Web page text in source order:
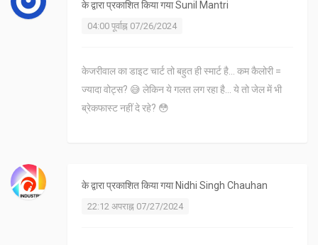
के द्वारा प्रकाशित किया गयाSunil Mantri
04:00 पूर्वाह्न 07/26/2024
केजरीवाल का डाइट चार्ट तो बहुत ही स्मार्ट है... कम कैलोरी =
ज्यादा वोट्स? 😅 लेकिन ये गलत लग रहा है... ये तो जेल में भी
ब्रेकफास्ट नहीं दे रहे? 😳
के द्वारा प्रकाशित किया गया Nidhi Singh Chauhan
22:12 अपराह्न 07/27/2024